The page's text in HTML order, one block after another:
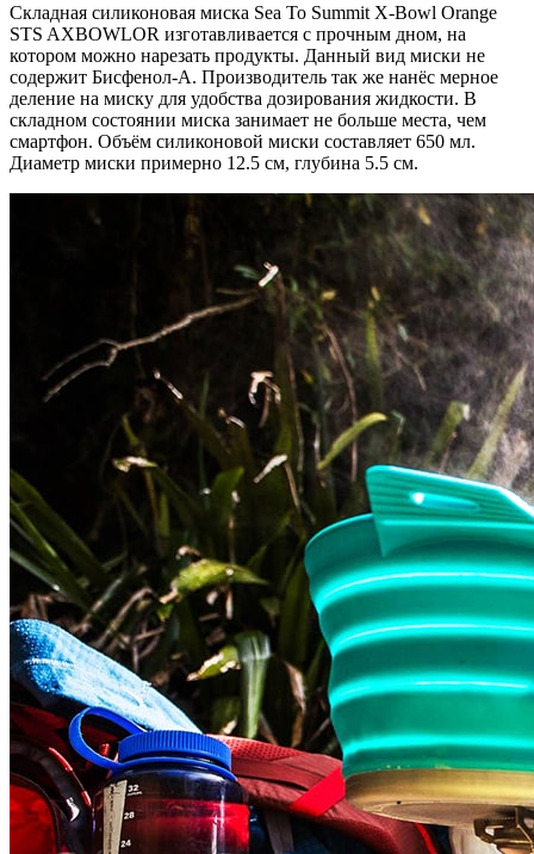
Складная силиконовая миска Sea To Summit X-Bowl Orange
STS AXBOWLOR изготавливается с прочным дном, на
котором можно нарезать продукты. Данный вид миски не
содержит Бисфенол-А. Производитель так же нанёс мерное
деление на миску для удобства дозирования жидкости. В
складном состоянии миска занимает не больше места, чем
смартфон. Объём силиконовой миски составляет 650 мл.
Диаметр миски примерно 12.5 см, глубина 5.5 см.